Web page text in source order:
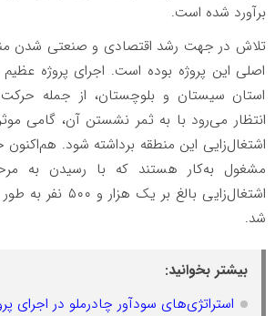
برآورد شده است.
تلاش در جهت رشد اقتصادی و صنعتی شدن
اصلی این پروژه بوده است. اجرای پروژه
استان سیستان و بلوچستان، از جمله
انتظار می‌رود با به ثمر نشستن آن، گامی
مشغول به‌کار هستند که با رسیدن به
اشتغال‌زایی بالغ بر
شد.
بیشتر بخوانید:
استراتژی‌های سودآور چادرملو در اجرای